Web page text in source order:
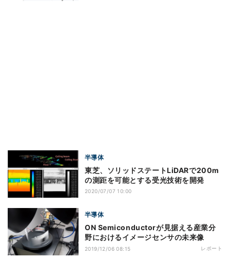
半導体
東芝、ソリッドステートLiDARで200m
の測距を可能とする受光技術を開発
2020/07/07 10:00
半導体
ON Semiconductorが見据える産業分
野におけるイメージセンサの未来像
2019/12/06 08:15 レポート